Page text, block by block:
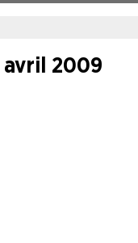
avril 2009